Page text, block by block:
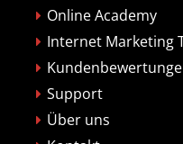
Online Academy
Internet Marketing
Support
Über uns